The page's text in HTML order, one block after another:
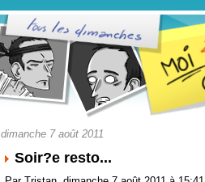
dimanche 7 août 2011
Soir?e resto...